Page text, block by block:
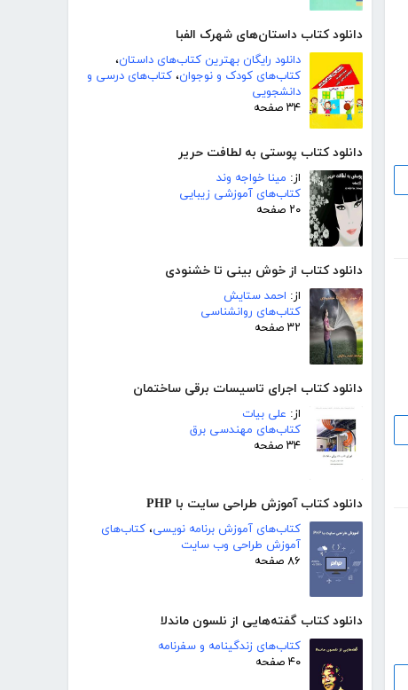
دانلود کتاب داستان‌های شهرک الفبا
دانلود رایگان بهترین کتاب‌های داستان،
کتاب‌های کودک و نوجوان، کتاب‌های درسی و
دانشجویی
۳۴ صفحه
دانلود کتاب پوستی به لطافت حریر
از: مینا خواجه وند
کتاب‌های آموزشی زیبایی
۲۰ صفحه
دانلود کتاب از خوش بینی تا خشنودی
از: احمد ستایش
کتاب‌های روانشناسی
۳۲ صفحه
دانلود کتاب اجرای تاسیسات برقی ساختمان
از: علی بیات
کتاب‌های مهندسی برق
۳۴ صفحه
دانلود کتاب آموزش طراحی سایت با PHP
کتاب‌های آموزش برنامه نویسی، کتاب‌های
آموزش طراحی وب سایت
۸۶ صفحه
دانلود کتاب گفته‌هایی از نلسون ماندلا
کتاب‌های زندگینامه و سفرنامه
۴۰ صفحه